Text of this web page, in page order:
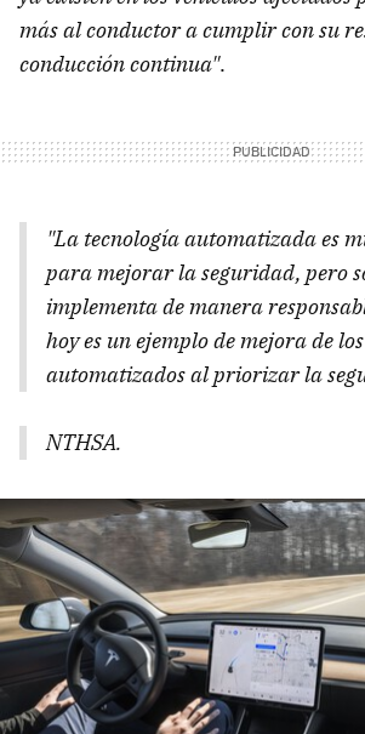
más al conductor a cumplir con su
conducción continua".
"La tecnología automatizada es
para mejorar la seguridad, pero
implementa de manera
hoy es un ejemplo de mejora de
automatizados al priorizar la
NTHSA.